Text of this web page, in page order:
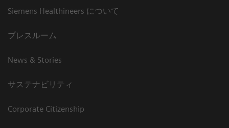
Siemens Healthineers について
プレスルーム
News & Stories
サステナビリティ
Corporate Citizenship